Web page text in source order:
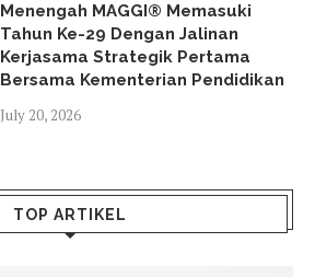
Menengah MAGGI® Memasuki
Tahun Ke-29 Dengan Jalinan
Kerjasama Strategik Pertama
Bersama Kementerian Pendidikan
July 20, 2026
TOP ARTIKEL